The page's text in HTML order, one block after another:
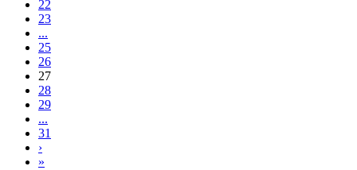
22
23
...
25
26
27
28
29
...
31
›
»